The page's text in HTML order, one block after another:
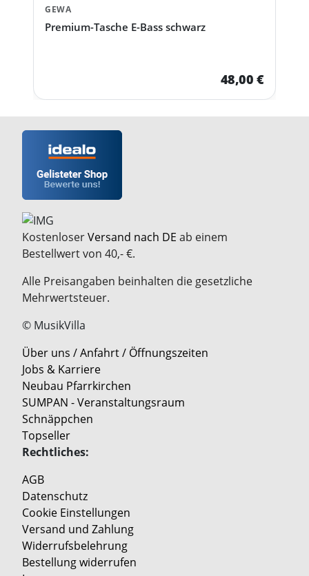
GEWA
Premium-Tasche E-Bass schwarz
48,00 €
KostenloserVersand nach DE ab einem
Bestellwert von 40,- €.
Alle Preisangaben beinhalten die gesetzliche
Mehrwertsteuer.
© MusikVilla
Über uns / Anfahrt / Öffnungszeiten
Jobs & Karriere
Neubau Pfarrkirchen
SUMPAN - Veranstaltungsraum
Schnäppchen
Topseller
Rechtliches:
AGB
Datenschutz
Cookie Einstellungen
Versand und Zahlung
Widerrufsbelehrung
Bestellung widerrufen